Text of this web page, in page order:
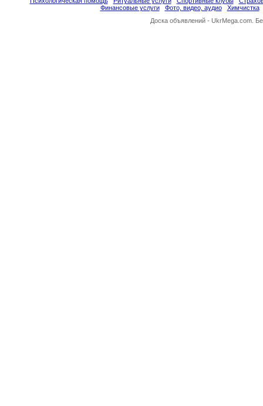
Финансовые услуги
Фото, видео, аудио
Химчистка
Доска объявлений - UkrMega.com.